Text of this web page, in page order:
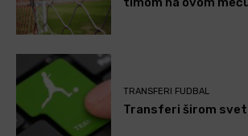
TRANSFERI FUDBAL
Transferi širom